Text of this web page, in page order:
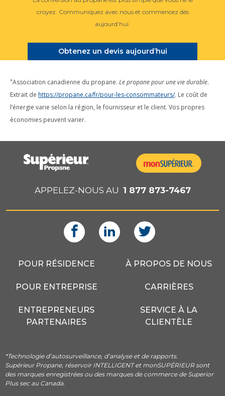
croyez. Communiquez avec nous et commencez dès
aujourd’hui.
Obtenez un devis aujourd’hui
+Association canadienne du propane. Le propane pour une vie durable.
Extrait de https://propane.ca/fr/pour-les-consommateurs/. Le coût de
l’énergie varie selon la région, le fournisseur et le client. Vos propres
économies peuvent varier.
APPELEZ-NOUS AU 1 877 873-7467
POUR RÉSIDENCE
POUR ENTREPRISE
ENTREPRENEURS
PARTENAIRES
À PROPOS DE NOUS
CARRIÈRES
SERVICE À LA
CLIENTÈLE
*Technologie d’autosurveillance, d’analyse et de rapports.
Supérieur Propane, réservoir INTELLIGENT et monSUPÉRIEUR sont
des marques enregistrées ou des marques de commerce de Superior
Plus sec au Canada.